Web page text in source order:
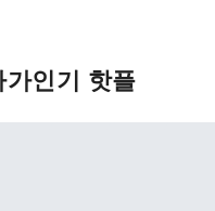
가인기 핫플